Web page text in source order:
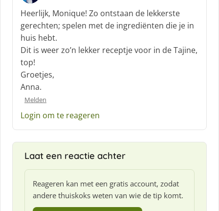
c
h
r
e
e
f
:
Heerlijk, Monique! Zo ontstaan de lekkerste
gerechten; spelen met de ingrediënten die je in
huis hebt.
Dit is weer zo’n lekker receptje voor in de Tajine,
top!
Groetjes,
Anna.
Melden
Login om te reageren
Laat een reactie achter
Reageren kan met een gratis account, zodat
andere thuiskoks weten van wie de tip komt.